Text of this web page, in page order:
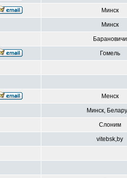
Минск
Минск
Барановичи
Гомель
Менск
Минск,
Слоним
vitebsk,by